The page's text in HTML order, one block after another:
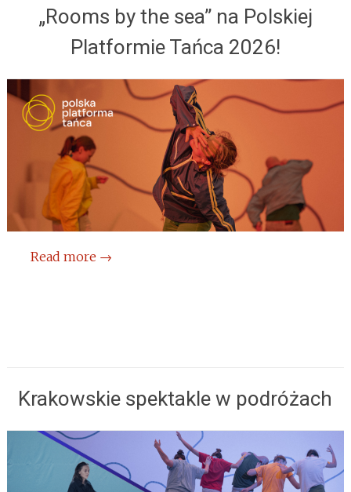
„Rooms by the sea” na Polskiej
Platformie Tańca 2026!
Read more →
Krakowskie spektakle w podróżach